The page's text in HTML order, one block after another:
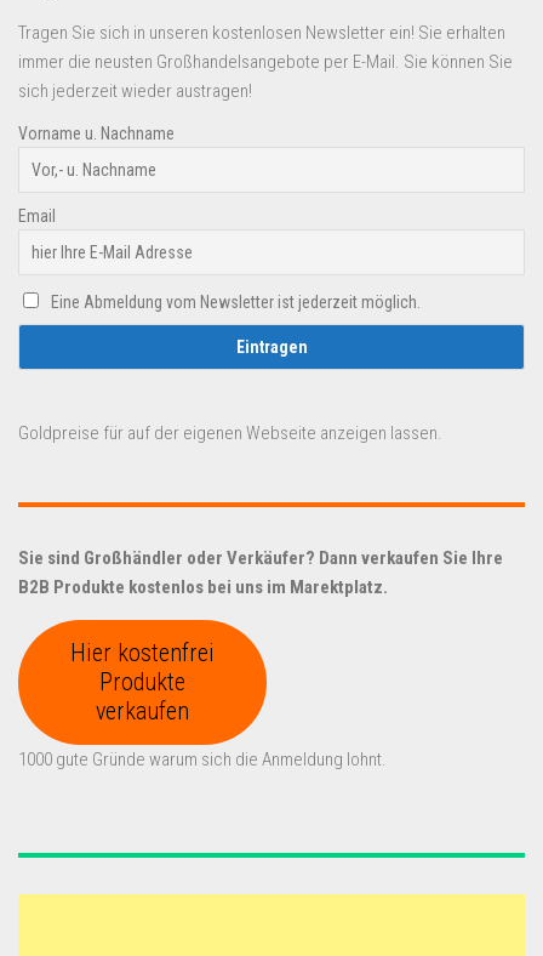
Tragen Sie sich in unseren kostenlosen Newsletter ein! Sie erhalten
immer die neusten Großhandelsangebote per E-Mail. Sie können Sie
sich jederzeit wieder austragen!
Vorname u. Nachname
Email
Eine Abmeldung vom Newsletter ist jederzeit möglich.
Goldpreise für auf der eigenen Webseite anzeigen lassen.
Sie sind Großhändler oder Verkäufer? Dann verkaufen Sie Ihre
B2B Produkte kostenlos bei uns im Marektplatz.
Hier kostenfrei
Produkte
verkaufen
1000 gute Gründe warum sich die Anmeldung lohnt.